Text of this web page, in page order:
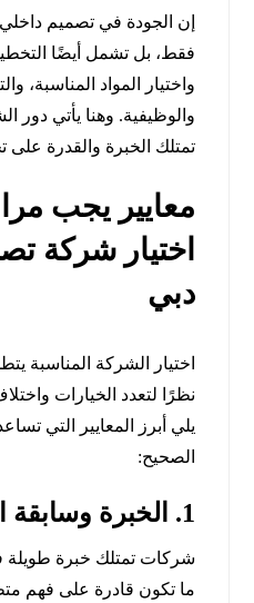
إن الجودة في تصميم
فقط، بل تشمل أيضًا
واختيار المواد المناسبة،
والوظيفية. وهنا يأتي دور
تمتلك الخبرة والقدرة على
معايير يجب
اختيار شركة
دبي
اختيار الشركة المناسبة
نظرًا لتعدد الخيارات
يلي أبرز المعايير التي
الصحيح:
1. الخبرة وسابقة الأعمال
شركات تمتلك خبرة طويلة
ما تكون قادرة على فهم